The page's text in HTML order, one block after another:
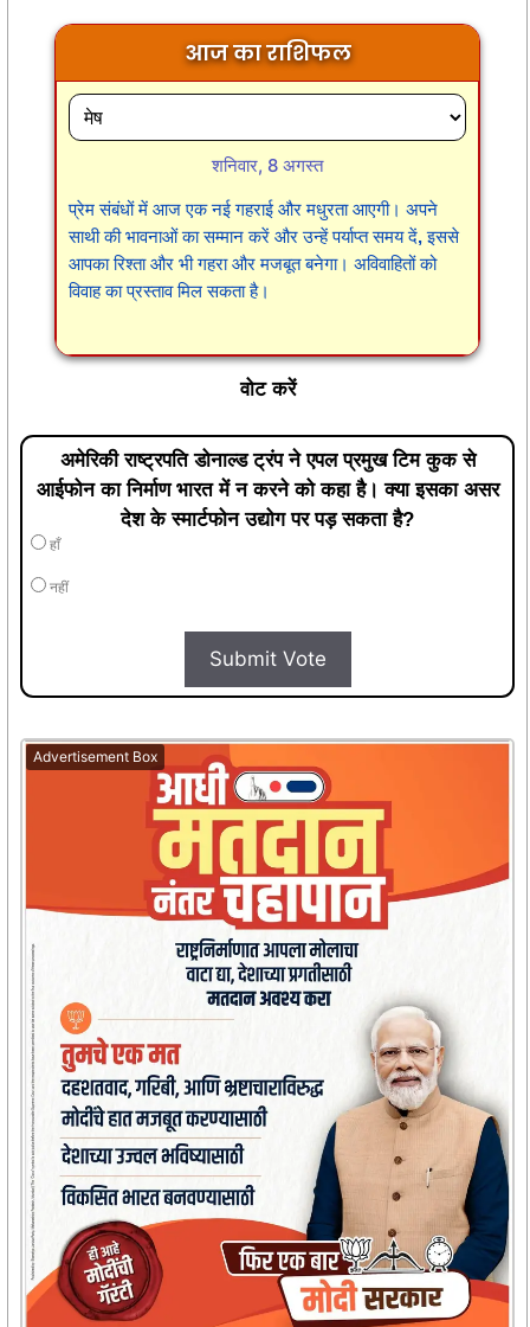
आज का राशिफल
शनिवार, 8 अगस्त
प्रेम संबंधों में आज एक नई गहराई और मधुरता आएगी। अपने
साथी की भावनाओं का सम्मान करें और उन्हें पर्याप्त समय दें, इससे
आपका रिश्ता और भी गहरा और मजबूत बनेगा। अविवाहितों को
विवाह का प्रस्ताव मिल सकता है।
वोट करें
अमेरिकी राष्ट्रपति डोनाल्ड ट्रंप ने एपल प्रमुख टिम कुक से
आईफोन का निर्माण भारत में न करने को कहा है। क्या इसका असर
देश के स्मार्टफोन उद्योग पर पड़ सकता है?
हाँ
नहीं
Submit Vote
Advertisement Box